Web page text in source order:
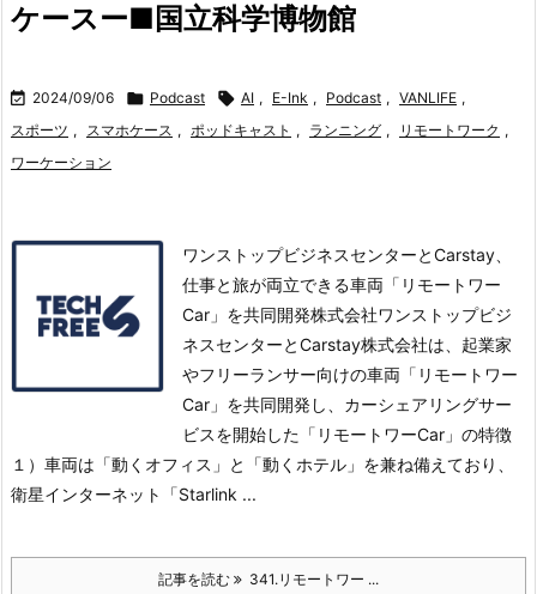
ケースー■国立科学博物館
 2024/09/06  Podcast  AI , E-Ink , Podcast , VANLIFE ,
スポーツ , スマホケース , ポッドキャスト , ランニング , リモートワーク ,
ワーケーション
ワンストップビジネスセンターとCarstay、
仕事と旅が両立できる車両「リモートワー
Car」を共同開発株式会社ワンストップビジ
ネスセンターとCarstay株式会社は、起業家
やフリーランサー向けの車両「リモートワー
Car」を共同開発し、カーシェアリングサー
ビスを開始した 「リモートワーCar」の特徴
１）車両は「動くオフィス」と「動くホテル」を兼ね備えており、
衛星インターネット「Starlink ...
記事を読む 341.リモートワー ...